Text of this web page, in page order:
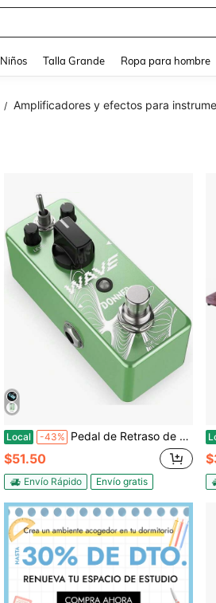
Niños Talla Grande Ropa para hombre
/ Amplificadores y efectos para
Local -43% Pedal de Retraso de Onda Donner para Guitarra Eléctrica, Retraso Digital & Analógico Cálido 2 Modos Pedal de Efecto de Guitarra para Pedaleras True Bypass
$51.50
Envío Rápido Envío gratis